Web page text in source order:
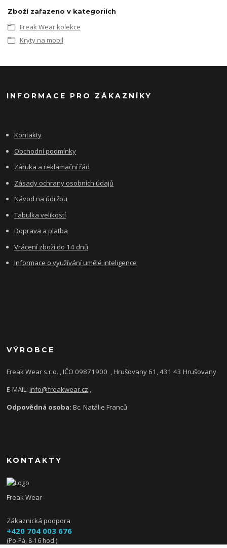
Zboží zařazeno v kategoriích
Freak Wear kolekce
Kryty na mobil
INFORMACE PRO ZÁKAZNÍKY
Kontakty
Obchodní podmínky
Záruka a reklamační řád
Zásady ochrany osobních údajů
Návod na údržbu
Tabulka velikostí
Doprava a platba
Vrácení zboží do 14 dnů
Informace o využívání umělé inteligence
VÝROBCE
Freak Wear s.r.o. , IČO 09871900 , Hrušovany 61, 431 43 Hrušovany
E-MAIL:info@freakwear.cz ,
Odpovědná osoba:Bc. Natálie Franců
KONTAKTY
Freak Wear
Zákaznická podpora
+420 704 003 676
(Po-Pá, 8-16 hod.)